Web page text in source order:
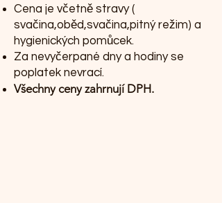
Cena je včetně stravy (
svačina,oběd,svačina,pitný režim) a
hygienických pomůcek.
Za nevyčerpané dny a hodiny se
poplatek nevrací.
Všechny ceny zahrnují DPH.